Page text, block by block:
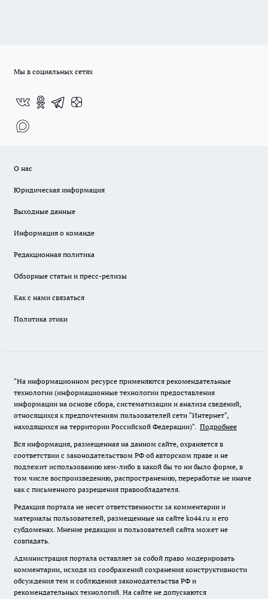
Мы в социальных сетях
О нас
Юридическая информация
Выходные данные
Информация о команде
Редакционная политика
Обзорные статьи и пресс-релизы
Как с нами связаться
Политика этики
"На информационном ресурсе применяются рекомендательные
технологии (информационные технологии предоставления
информации на основе сбора, систематизации и анализа сведений,
относящихся к предпочтениям пользователей сети "Интернет",
находящихся на территории Российской Федерации)". Подробнее
Вся информация, размещенная на данном сайте, охраняется в
соответствии с законодательством РФ об авторском праве и не
подлежит использованию кем-либо в какой бы то ни было форме, в
том числе воспроизведению, распространению, переработке не иначе
как с письменного разрешения правообладателя.
Редакция портала не несет ответственности за комментарии и
материалы пользователей, размещенные на сайте ko44.ru и его
субдоменах. Мнение редакции и пользователей сайта может не
совпадать.
Администрация портала оставляет за собой право модерировать
комментарии, исходя из соображений сохранения конструктивности
обсуждения тем и соблюдения законодательства РФ и
рекомендательных технологий. На сайте не допускаются